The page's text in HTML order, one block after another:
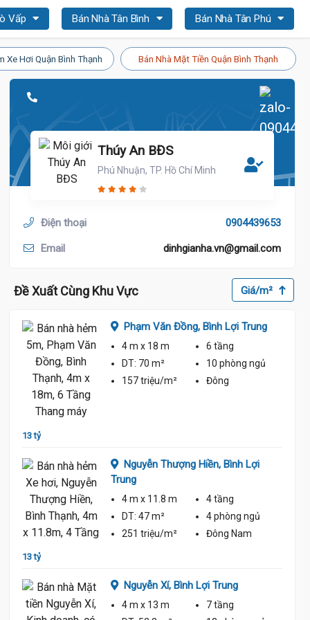
Vấp Bán Nhà Tân Bình Bán Nhà Tân Phú
Xe Hơi Quận Bình Thạnh Bán Nhà Mặt Tiền Quận Bình Thạnh
Thúy An BĐS
Phú Nhuận, TP. Hồ Chí Minh
Điện thoại 0904439653
Email dinhgianha.vn@gmail.com
Đề Xuất Cùng Khu Vực Giá/m²
13 tỷ
Phạm Văn Đồng, Bình Lợi Trung
4 m x 18 m
6 tầng
DT: 70 m² 10 phòng ngủ
157 triệu/m²
Đông
13 tỷ
Nguyễn Thượng Hiền, Bình Lợi
Trung
4 m x 11.8 m
4 tầng
DT: 47 m² 4 phòng ngủ
251 triệu/m²
Đông Nam
Nguyễn Xí, Bình Lợi Trung
4 m x 13 m
7 tầng